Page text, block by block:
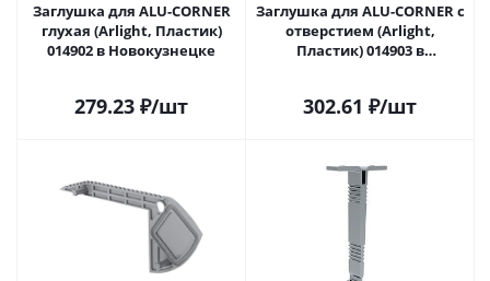
Заглушка для ALU-CORNER
глухая (Arlight, Пластик)
014902 в Новокузнецке
279.23 ₽/шт
Заглушка для ALU-CORNER с
отверстием (Arlight,
Пластик) 014903 в
302.61 ₽/шт